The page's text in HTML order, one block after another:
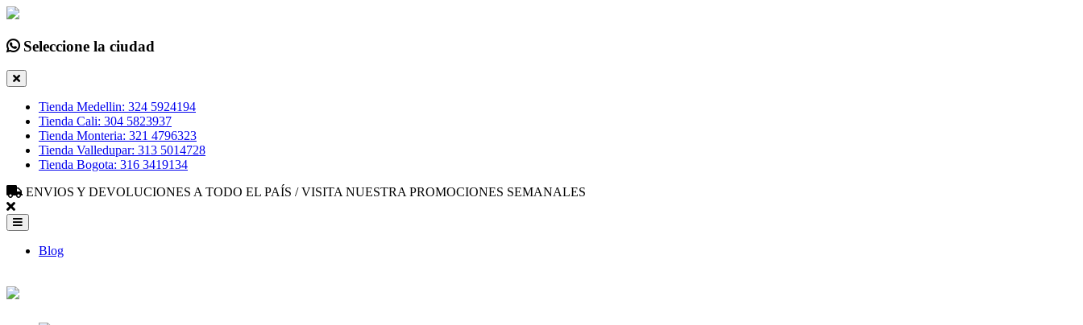
Seleccione la ciudad
Tienda Medellin: 324 5924194
Tienda Cali: 304 5823937
Tienda Monteria: 321 4796323
Tienda Valledupar: 313 5014728
Tienda Bogota: 316 3419134
ENVIOS Y DEVOLUCIONES A TODO EL PAÍS / VISITA NUESTRA PROMOCIONES SEMANALES
Blog